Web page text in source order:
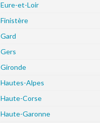
Eure-et-Loir
Finistère
Gard
Gers
Gironde
Hautes-Alpes
Haute-Corse
Haute-Garonne